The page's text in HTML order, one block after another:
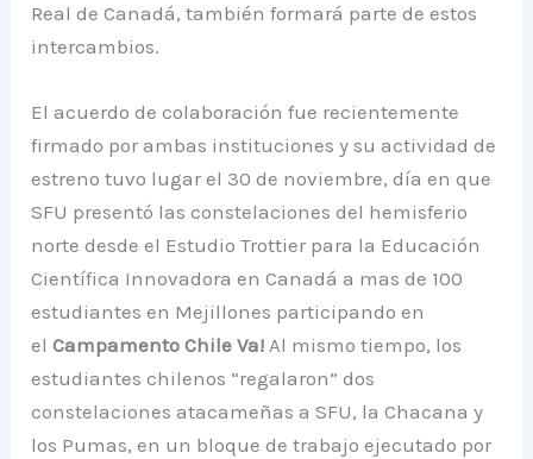
Real de Canadá, también formará parte de estos
intercambios.
El acuerdo de colaboración fue recientemente
firmado por ambas instituciones y su actividad de
estreno tuvo lugar el 30 de noviembre, día en que
SFU presentó las constelaciones del hemisferio
norte desde el Estudio Trottier para la Educación
Científica Innovadora en Canadá a mas de 100
estudiantes en Mejillones participando en
elCampamento Chile Va!Al mismo tiempo, los
estudiantes chilenos “regalaron” dos
constelaciones atacameñas a SFU, la Chacana y
los Pumas, en un bloque de trabajo ejecutado por